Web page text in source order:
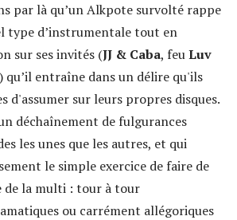
par là qu’un Alkpote survolté rappe
type d’instrumentale tout en
sur ses invités (JJ & Caba, feuLuv
) qu’il entraîne dans un délire qu'ils
d'assumer sur leurs propres disques.
déchaînement de fulgurances
les unes que les autres, et qui
le simple exercice de faire de
la multi : tour à tour
ou carrément allégoriques